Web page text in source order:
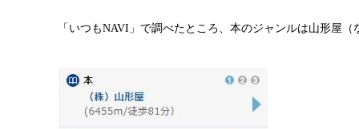
「いつもNAVI」で調べたところ、本のジャンルは山形屋（